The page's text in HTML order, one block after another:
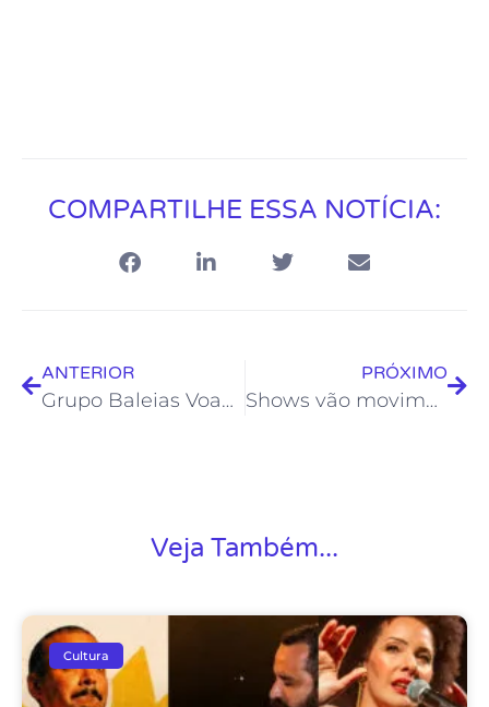
COMPARTILHE ESSA NOTÍCIA:
ANTERIOR
Grupo Baleias Voadoras será uma das atrações da Liga de Natal, em Rio das Ostras
PRÓXIMO
Shows vão movimentar Rio das Ostras no final de semana
Veja Também...
Cultura